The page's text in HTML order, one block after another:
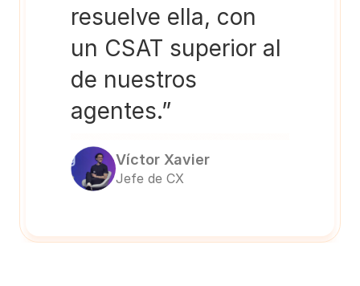
resuelve ella, con
un CSAT superior al
de nuestros
agentes.”
Víctor Xavier
Jefe de CX